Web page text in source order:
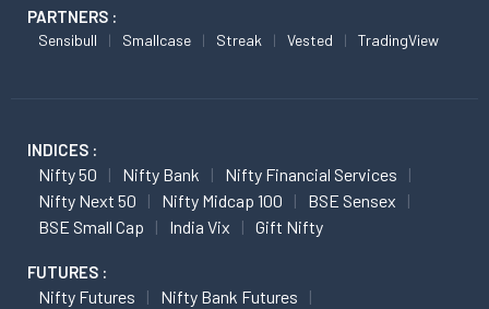
PARTNERS :
Sensibull Smallcase Streak Vested TradingView
INDICES :
Nifty 50 Nifty Bank
Nifty Financial Services
Nifty Next 50
Nifty Midcap 100
BSE Sensex
BSE Small Cap
India Vix Gift Nifty
FUTURES :
Nifty Futures
Nifty Bank Futures